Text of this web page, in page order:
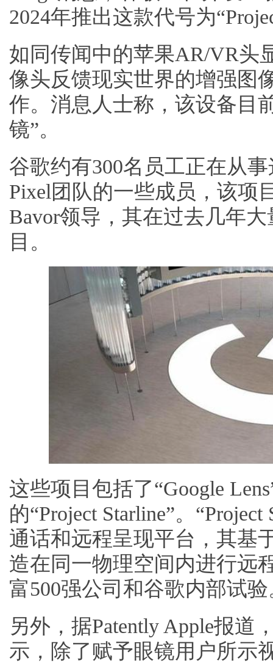
2024年推出这款代号为
如同传闻中的苹果AR/VR头
像头反馈现实世界的增强图
作。消息人士称，该设备目
镜”。
谷歌约有300名员工正在从
Pixel团队的一些成员，该项
Bavor领导，其在过去几年
目。
这些项目包括了“Google
的“Project Starline”。
通话和远程呈现平台，其基
造在同一物理空间内进行远
富500强公司和谷歌内部试验
另外，据Patently Apple报道
示，除了赋予眼镜用户所示